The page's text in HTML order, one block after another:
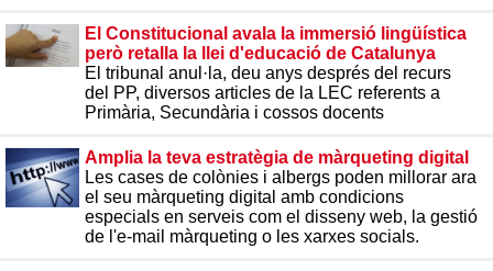
El Constitucional avala la immersió lingüística
però retalla la llei d'educació de Catalunya
El tribunal anul·la, deu anys després del recurs
del PP, diversos articles de la LEC referents a
Primària, Secundària i cossos docents
Amplia la teva estratègia de màrqueting digital
Les cases de colònies i albergs poden millorar ara
el seu màrqueting digital amb condicions
especials en serveis com el disseny web, la gestió
de l'e-mail màrqueting o les xarxes socials.